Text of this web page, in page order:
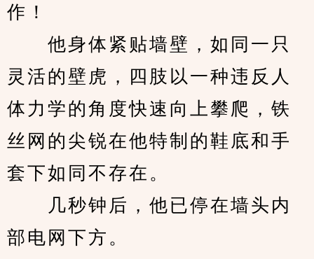
作！
他身体紧贴墙壁，如同一只
灵活的壁虎，四肢以一种违反人
体力学的角度快速向上攀爬，铁
丝网的尖锐在他特制的鞋底和手
套下如同不存在。
几秒钟后，他已停在墙头内
部电网下方。